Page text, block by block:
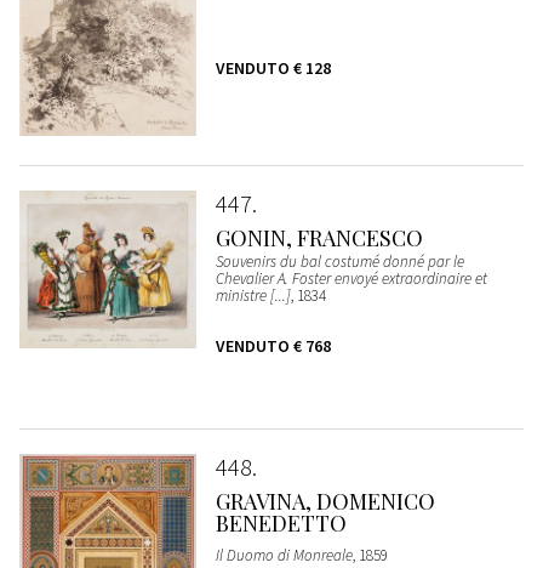
VENDUTO € 128
447
GONIN, FRANCESCO
Souvenirs du bal costumé donné par le
Chevalier A. Foster envoyé extraordinaire et
ministre [...], 1834
VENDUTO € 768
448
GRAVINA, DOMENICO
BENEDETTO
Il Duomo di Monreale, 1859